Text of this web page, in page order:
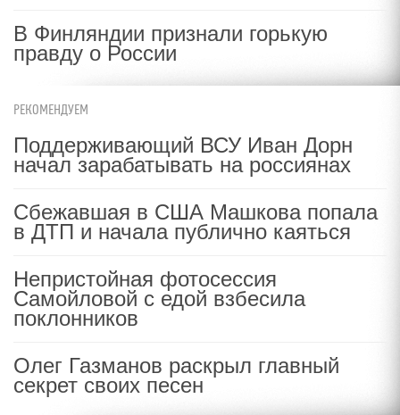
В Финляндии признали горькую
правду о России
РЕКОМЕНДУЕМ
Поддерживающий ВСУ Иван Дорн
начал зарабатывать на россиянах
Сбежавшая в США Машкова попала
в ДТП и начала публично каяться
Непристойная фотосессия
Самойловой с едой взбесила
поклонников
Олег Газманов раскрыл главный
секрет своих песен